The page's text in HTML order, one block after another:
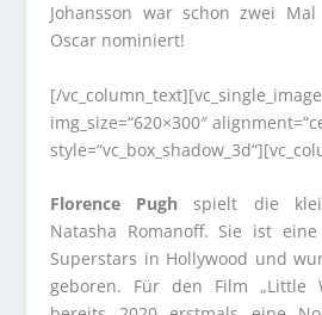
Johansson war schon zwei
Oscar nominiert!
[/
img_size=“620×300″
Florence Pugh spielt die
Natasha Romanoff. Sie ist
Superstars in Hollywood und
geboren. Für den Film „Little